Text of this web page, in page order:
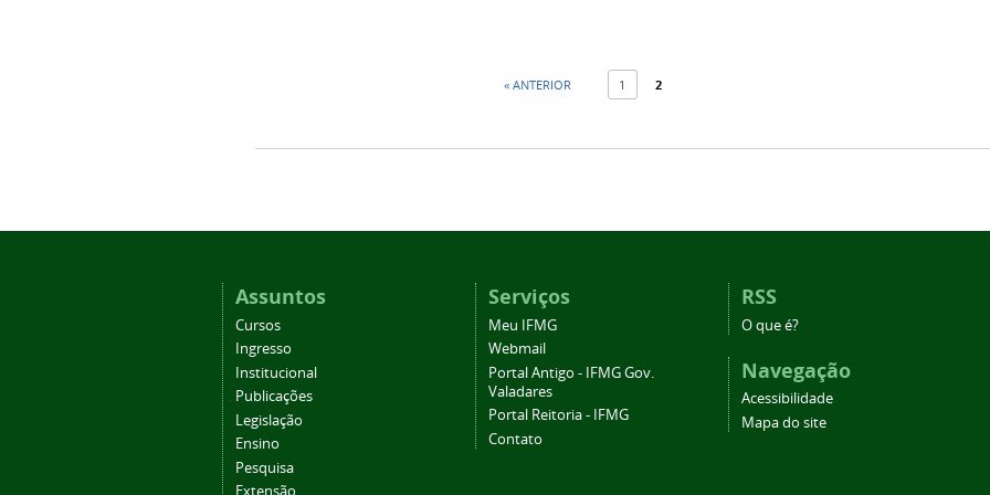
« ANTERIOR 1 2
Assuntos
Cursos
Ingresso
Institucional
Publicações
Legislação
Ensino
Pesquisa
Serviços
Meu IFMG
Webmail
Portal Antigo - IFMG Gov.
Valadares
Portal Reitoria - IFMG
Contato
RSS
O que é?
Navegação
Acessibilidade
Mapa do site